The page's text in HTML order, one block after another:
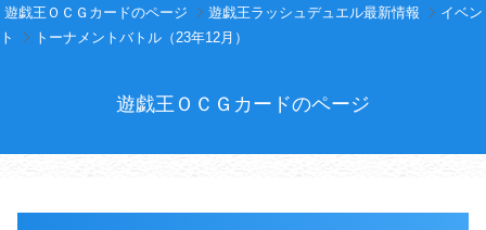
遊戯王ＯＣＧカードのページ 遊戯王ラッシュデュエル最新情報
イベン
ト
トーナメントバトル（23年12月）
遊戯王ＯＣＧカードのページ